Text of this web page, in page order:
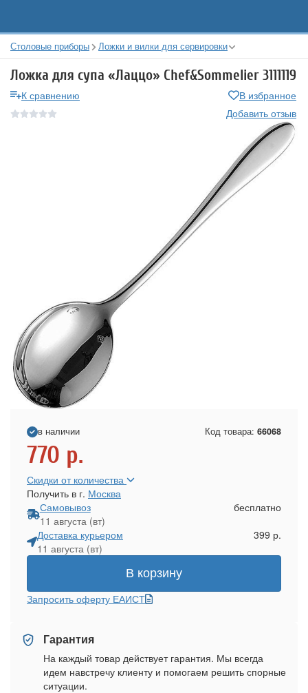
Столовые приборы Ложки и вилки для сервировки
Ложка для супа «Лаццо» Chef&Sommelier 3111119
К сравнению
В избранное
Добавить отзыв
в наличии Код товара: 66068
770 р.
Скидки от количества
Получить в г. Москва
Самовывоз
11 августа (вт)
бесплатно
Доставка курьером
11 августа (вт)
399 р.
В корзину
Запросить оферту ЕАИСТ
Гарантия
На каждый товар действует гарантия. Мы всегда
идем навстречу клиенту и помогаем решить спорные
ситуации.